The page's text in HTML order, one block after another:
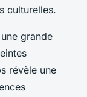
culturelles.
grande
révèle une